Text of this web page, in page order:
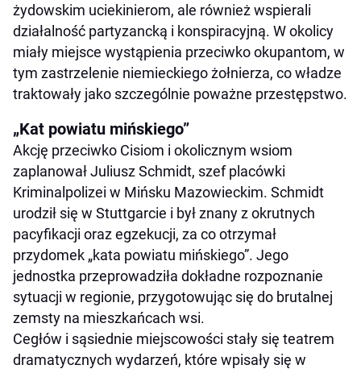
żydowskim uciekinierom, ale również wspierali
działalność partyzancką i konspiracyjną. W okolicy
miały miejsce wystąpienia przeciwko okupantom, w
tym zastrzelenie niemieckiego żołnierza, co władze
traktowały jako szczególnie poważne przestępstwo.
„Kat powiatu mińskiego”
Akcję przeciwko Cisiom i okolicznym wsiom
zaplanował Juliusz Schmidt, szef placówki
Kriminalpolizei w Mińsku Mazowieckim. Schmidt
urodził się w Stuttgarcie i był znany z okrutnych
pacyfikacji oraz egzekucji, za co otrzymał
przydomek „kata powiatu mińskiego”. Jego
jednostka przeprowadziła dokładne rozpoznanie
sytuacji w regionie, przygotowując się do brutalnej
zemsty na mieszkańcach wsi.
Cegłów i sąsiednie miejscowości stały się teatrem
dramatycznych wydarzeń, które wpisały się w